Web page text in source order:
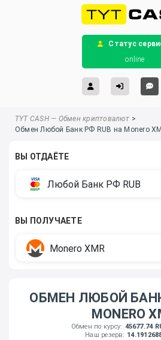
Статус
online
TYT CASH — Обмен криптовалют >
Обмен Любой Банк РФ RUB на Monero
ВЫ ОТДАЁТЕ
Любой Банк РФ RUB
ВЫ ПОЛУЧАЕТЕ
Monero XMR
ОБМЕН ЛЮБОЙ
MONERO
Обмен по курсу: 45677.74
Наш резерв: